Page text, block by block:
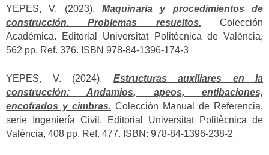
YEPES, V. (2023). Maquinaria y procedimientos de
construcción. Problemas resueltos. Colección
Académica. Editorial Universitat Politècnica de València,
562 pp. Ref. 376. ISBN 978-84-1396-174-3
YEPES, V. (2024). Estructuras auxiliares en la
construcción: Andamios, apeos, entibaciones,
encofrados y cimbras. Colección Manual de Referencia,
serie Ingeniería Civil. Editorial Universitat Politècnica de
València, 408 pp. Ref. 477. ISBN: 978-84-1396-238-2